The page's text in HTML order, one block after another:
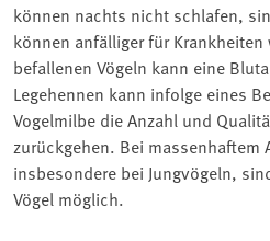
können nachts nicht schlafen,
können anfälliger für Krankheiten
befallenen Vögeln kann eine
Legehennen kann infolge eines
Vogelmilbe die Anzahl und
zurückgehen. Bei massenhaftem
insbesondere bei Jungvögeln,
Vögel möglich.